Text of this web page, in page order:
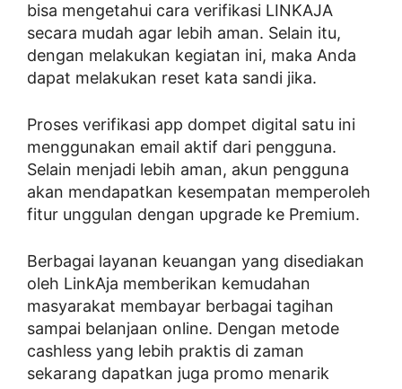
bisa mengetahui cara verifikasi LINKAJA
secara mudah agar lebih aman. Selain itu,
dengan melakukan kegiatan ini, maka Anda
dapat melakukan reset kata sandi jika.
Proses verifikasi app dompet digital satu ini
menggunakan email aktif dari pengguna.
Selain menjadi lebih aman, akun pengguna
akan mendapatkan kesempatan memperoleh
fitur unggulan dengan upgrade ke Premium.
Berbagai layanan keuangan yang disediakan
oleh LinkAja memberikan kemudahan
masyarakat membayar berbagai tagihan
sampai belanjaan online. Dengan metode
cashless yang lebih praktis di zaman
sekarang dapatkan juga promo menarik